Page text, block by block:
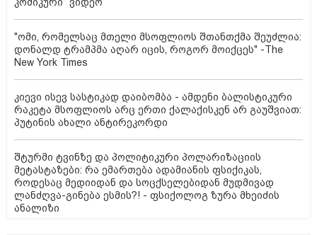
"ომი, რომელსაც მთელი მსოფლიოს შთანთქმა შეუძლია:
დონალდ ტრამპმა აღარ იცის, როგორ მოიქცეს" -The
New York Times
კიევი ისევ სასტიკად დაიბომბა - ამდენი ბალისტიკური
რაკეტა მსოფლიოს არც ერთი ქალაქისკენ არ გაუშვიათ:
პუტინის ახალი ანტირეკორდი
შტურმი ტვინზე და პოლიტიკური პოლარიზაციის
მეტასტაზები: რა ემართება ადამიანის ფსიქიკას,
როდესაც მედიიდან და სოცქსელებიდან მუდმივად
ლანძღვა-გინება ესმის?! - ფსიქოლოგ ზურა მხეიძის
ანალიზი